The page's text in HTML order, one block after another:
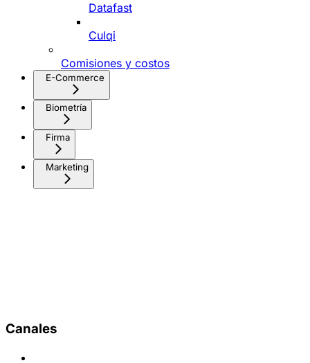
Datafast
Culqi
Comisiones y costos
E-Commerce
Biometría
Firma
Marketing
Canales